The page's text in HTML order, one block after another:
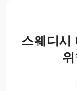
스웨디시